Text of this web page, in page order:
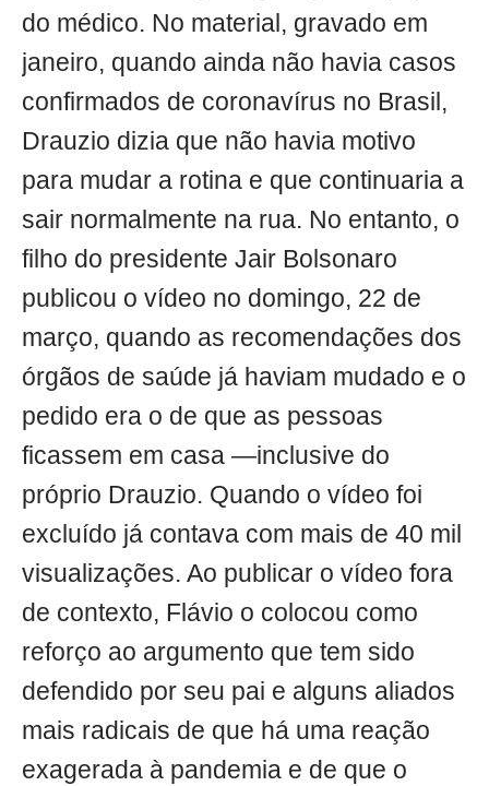
do médico. No material, gravado em
janeiro, quando ainda não havia casos
confirmados de coronavírus no Brasil,
Drauzio dizia que não havia motivo
para mudar a rotina e que continuaria a
sair normalmente na rua. No entanto, o
filho do presidente Jair Bolsonaro
publicou o vídeo no domingo, 22 de
março, quando as recomendações dos
órgãos de saúde já haviam mudado e o
pedido era o de que as pessoas
ficassem em casa —inclusive do
próprio Drauzio. Quando o vídeo foi
excluído já contava com mais de 40 mil
visualizações. Ao publicar o vídeo fora
de contexto, Flávio o colocou como
reforço ao argumento que tem sido
defendido por seu pai e alguns aliados
mais radicais de que há uma reação
exagerada à pandemia e de que o